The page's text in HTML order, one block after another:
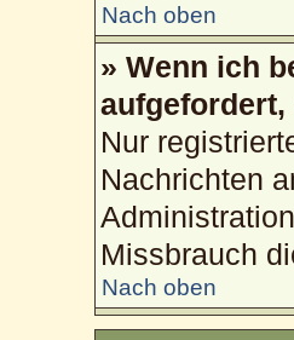
Nach oben
» Wenn ich
Nur
Nachrichten
Missbrauch
Nach oben